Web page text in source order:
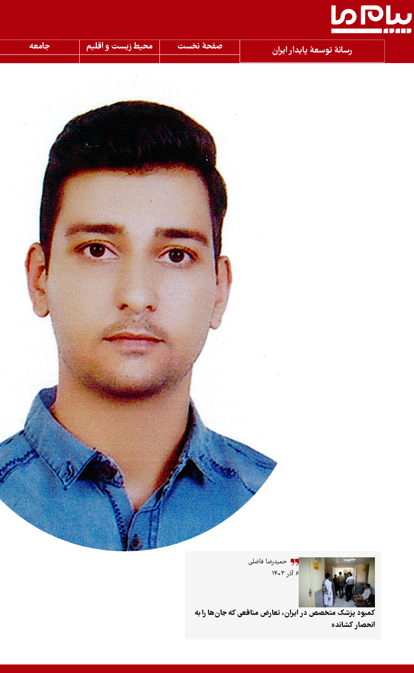
رسانۀ توسعۀ پایدار ایران صفحۀ نخست محیط زیست و اقلیم جامعه
حمیدرضا فاضلی
۶ آذر ۱۴۰۳
کمبود پزشک متخصص در ایران، تعارض منافعی که جان‌ها را به
انحصار کشانده